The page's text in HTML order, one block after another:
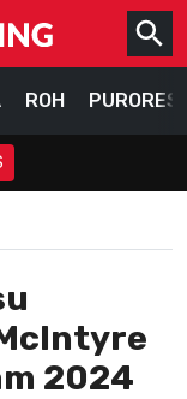
ROH
2024